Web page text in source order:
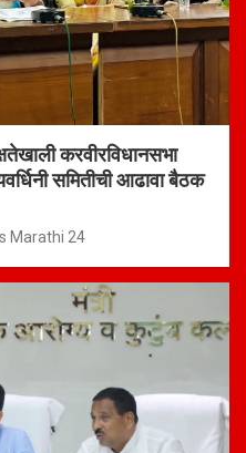
करवीरविधानसभा
समितीची आढावा बैठक
Marathi 24